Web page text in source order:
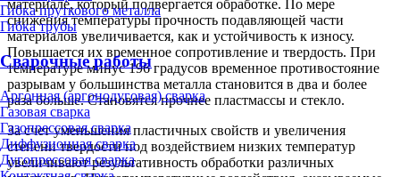
Гибка пруткового металла
Гибка трубы
Сварочные работы
Аргонная (аргонодуговая) сварка
Газовая сварка
Газопрессовая сварка
Диффузионная сварка
Дугопрессовая сварка
материале, который подвергается обработке. По мере
снижения температуры прочность подавляющей части
материалов увеличивается, как и устойчивость к износу.
Повышается их временное сопротивление и твердость. При
температуре минус 196 градусов временное противостояние
разрывам у большинства металла становится в два и более
раза больше. Становятся прочнее пластмассы и стекло.
За счет уменьшения пластичных свойств и увеличения
степени твердости под воздействием низких температур
увеличивают результативность обработки различных